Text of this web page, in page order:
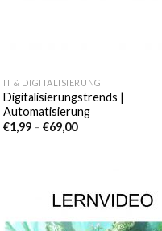
IT & DIGITALISIERUNG
Digitalisierungstrends |
Automatisierung
€1,99– €69,00
Auf